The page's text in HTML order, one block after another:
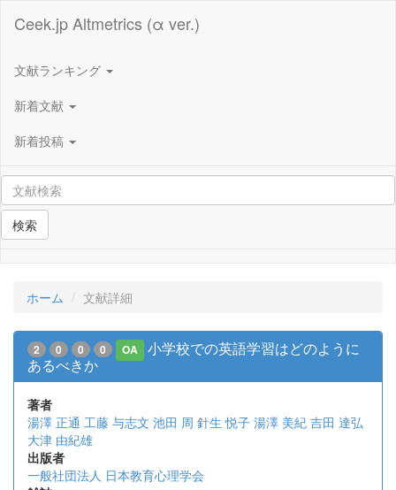
Ceek.jp Altmetrics (α ver.)
文献ランキング
新着文献
新着投稿
検索
ホーム 文献詳細
2 0 0 0 OA
小学校での英語学習はどのように
あるべきか
著者
湯澤 正通 工藤 与志文 池田 周 針生 悦子 湯澤 美紀 吉田 達弘
大津 由紀雄
出版者
一般社団法人 日本教育心理学会